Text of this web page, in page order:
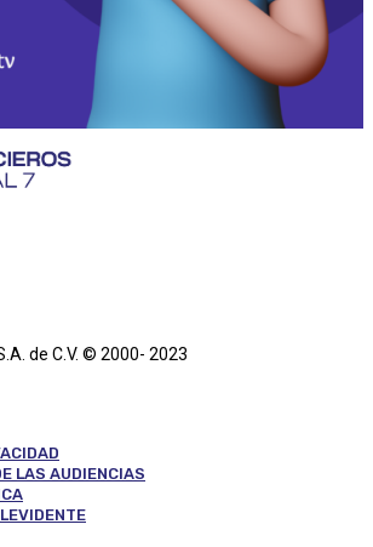
de C.V. © 2000- 2023
LAS AUDIENCIAS